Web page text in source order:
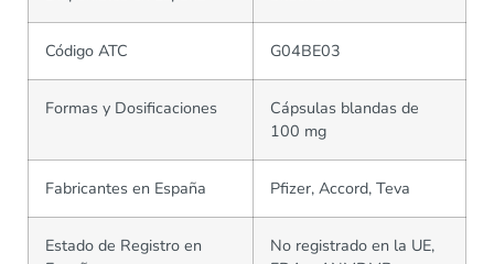
Código ATC G04BE03
Formas y Dosificaciones
Cápsulas blandas de
100 mg
Fabricantes en España Pfizer, Accord, Teva
Estado de Registro en
No registrado en la UE,